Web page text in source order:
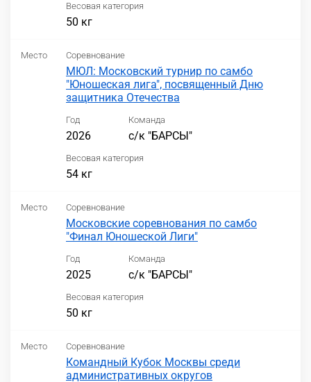
Весовая категория
50 кг
Место Соревнование
МЮЛ: Московский турнир по самбо
"Юношеская лига", посвященный Дню
защитника Отечества
Год
2026
Команда
с/к "БАРСЫ"
Весовая категория
54 кг
Место Соревнование
Московские соревнования по самбо
"Финал Юношеской Лиги"
Год
2025
Команда
с/к "БАРСЫ"
Весовая категория
50 кг
Место Соревнование
Командный Кубок Москвы среди
административных округов